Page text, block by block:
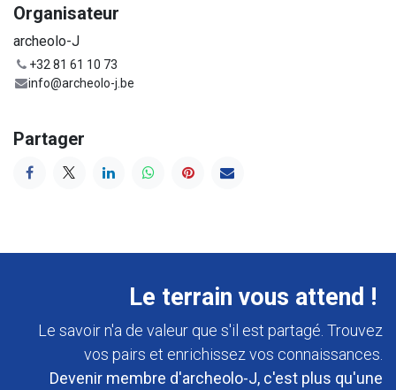
Organisateur
archeolo-J
+32 81 61 10 73
info@archeolo-j.be
Partager
Le terrain vous attend !
Le savoir n'a de valeur que s'il est partagé. Trouvez
vos pairs et enrichissez vos connaissances.
Devenir membre d'archeolo-J, c'est plus qu'une